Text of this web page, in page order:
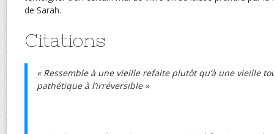
de Sarah.
Citations
« Ressemble à une vieille refaite plutôt qu’à une vieille
pathétique à l’irréversible »